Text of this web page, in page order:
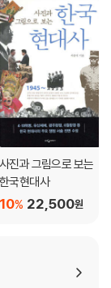
대 국회의 출현 / 3.
/ 6. 6·15남북정상회
사진과 그림으로 보는
한국현대사
22,500원
10%